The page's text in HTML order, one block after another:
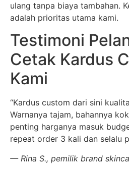
ulang tanpa biaya tambahan.
adalah prioritas utama kami.
Testimoni
Cetak Kardus
Kami
“Kardus custom dari sini
Warnanya tajam, bahannya
penting harganya masuk
repeat order 3 kali dan selalu
— Rina S., pemilik brand